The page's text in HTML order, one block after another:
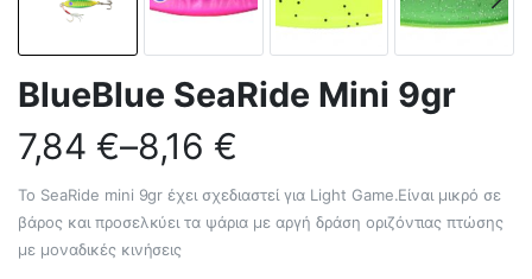
BlueBlue SeaRide Mini 9gr
7,84 €–8,16 €
Το SeaRide mini 9gr έχει σχεδιαστεί για Light Game.Είναι μικρό σε
βάρος και προσελκύει τα ψάρια με αργή δράση οριζόντιας πτώσης
με μοναδικές κινήσεις